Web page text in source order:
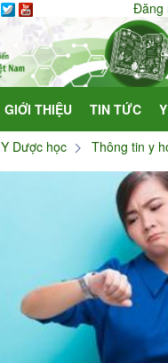
Đăng
GIỚI THIỆU TIN TỨC
Y Dược học Thông tin y